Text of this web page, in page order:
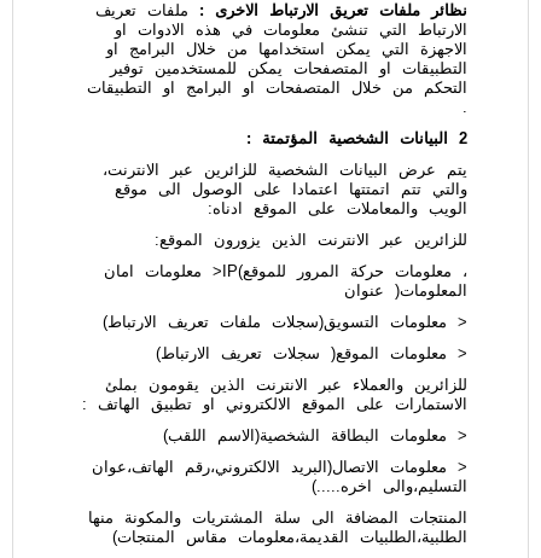
نظائر ملفات تعريق الارتباط الاخرى : ملفات تعريف
الارتباط التي تنشئ معلومات في هذه الادوات او
الاجهزة التي يمكن استخدامها من خلال البرامج او
التطبيقات او المتصفحات يمكن للمستخدمين توفير
التحكم من خلال المتصفحات او البرامج او التطبيقات
.
2 البيانات الشخصية المؤتمتة :
يتم عرض البيانات الشخصية للزائرين عبر الانترنت،
والتي تتم اتمتتها اعتمادا على الوصول الى موقع
الويب والمعاملات على الموقع ادناه:
للزائرين عبر الانترنت الذين يزورون الموقع:
، معلومات حركة المرور للموقع)IP< معلومات امان
المعلومات( عنوان
< معلومات التسويق(سجلات ملفات تعريف الارتباط)
< معلومات الموقع( سجلات تعريف الارتباط)
للزائرين والعملاء عبر الانترنت الذين يقومون بملئ
الاستمارات على الموقع الالكتروني او تطبيق الهاتف :
< معلومات البطاقة الشخصية(الاسم اللقب)
< معلومات الاتصال(البريد الالكتروني،رقم الهاتف،عوان
التسليم،والى اخره.....)
المنتجات المضافة الى سلة المشتريات والمكونة منها
الطلبية،الطلبيات القديمة،معلومات مقاس المنتجات)